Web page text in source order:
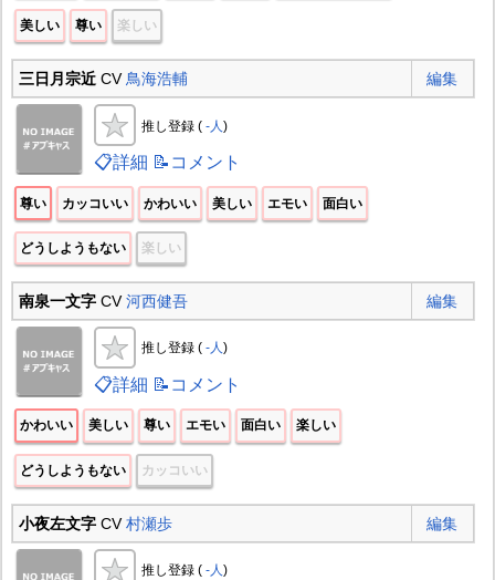
美しい 尊い 楽しい
三日月宗近CV鳥海浩輔 編集
推し登録 ( -人 )
📋詳細 📝コメント
尊い カッコいい かわいい 美しい エモい 面白い
どうしようもない 楽しい
南泉一文字CV河西健吾 編集
推し登録 ( -人)
📋詳細 📝コメント
かわいい 美しい 尊い エモい 面白い 楽しい
どうしようもない カッコいい
小夜左文字CV村瀬歩 編集
推し登録 ( -人)